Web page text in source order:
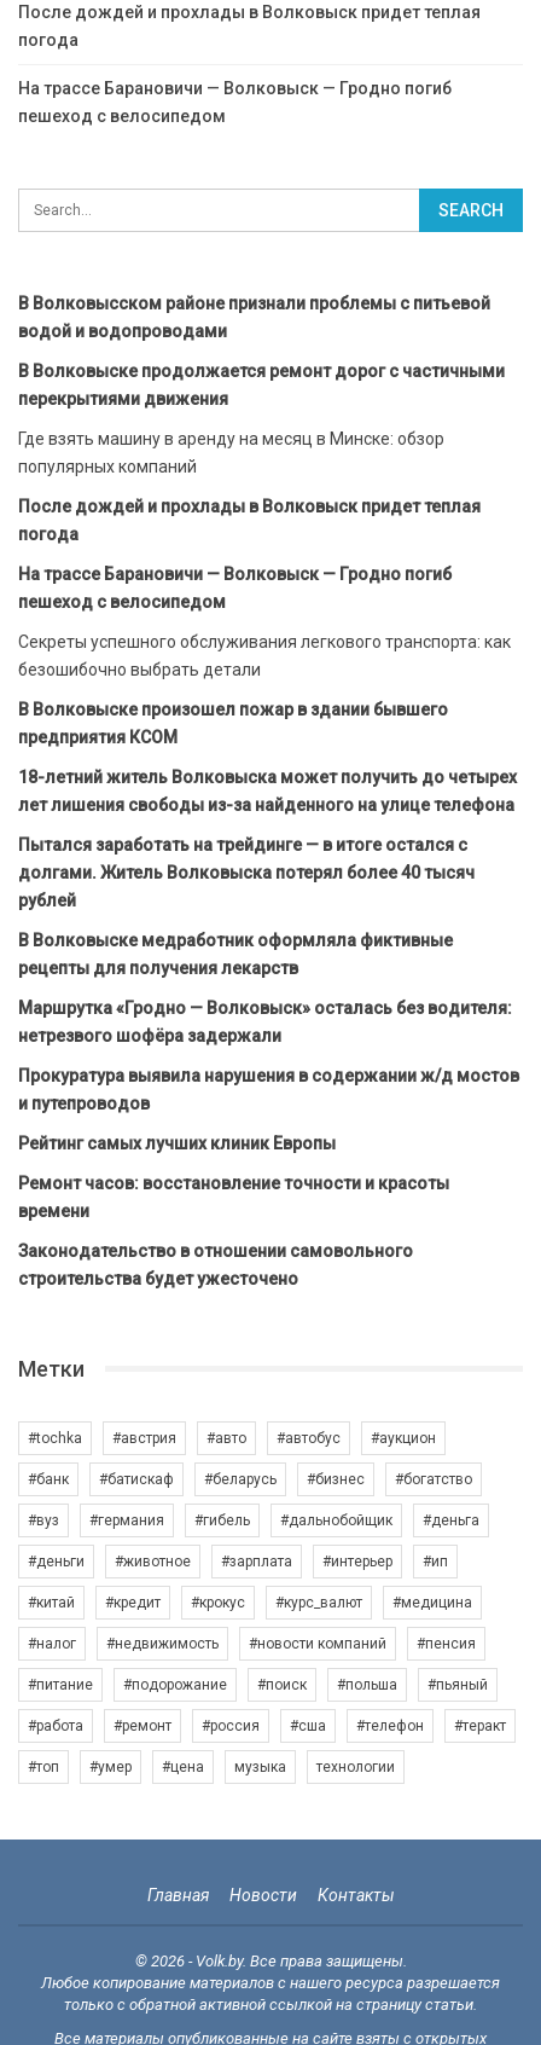
После дождей и прохлады в Волковыск придет теплая
погода
На трассе Барановичи — Волковыск — Гродно погиб
пешеход с велосипедом
В Волковысском районе признали проблемы с питьевой
водой и водопроводами
В Волковыске продолжается ремонт дорог с частичными
перекрытиями движения
Где взять машину в аренду на месяц в Минске: обзор
популярных компаний
После дождей и прохлады в Волковыск придет теплая
погода
На трассе Барановичи — Волковыск — Гродно погиб
пешеход с велосипедом
Секреты успешного обслуживания легкового транспорта: как
безошибочно выбрать детали
В Волковыске произошел пожар в здании бывшего
предприятия КСОМ
18-летний житель Волковыска может получить до четырех
лет лишения свободы из-за найденного на улице телефона
Пытался заработать на трейдинге — в итоге остался с
долгами. Житель Волковыска потерял более 40 тысяч
рублей
В Волковыске медработник оформляла фиктивные
рецепты для получения лекарств
Маршрутка «Гродно — Волковыск» осталась без водителя:
нетрезвого шофёра задержали
Прокуратура выявила нарушения в содержании ж/д мостов
и путепроводов
Рейтинг самых лучших клиник Европы
Ремонт часов: восстановление точности и красоты
времени
Законодательство в отношении самовольного
строительства будет ужесточено
Метки
#tochka #австрия #авто #автобус #аукцион
#банк #батискаф #беларусь #бизнес #богатство
#вуз #германия #гибель #дальнобойщик #деньга
#деньги #животное #зарплата #интерьер #ип
#китай #кредит #крокус #курс_валют #медицина
#налог #недвижимость #новости компаний #пенсия
#питание #подорожание #поиск #польша #пьяный
#работа #ремонт #россия #сша #телефон #теракт
#топ #умер #цена музыка технологии
Главная Новости Контакты
© 2026 - Volk.by. Все права защищены.
Любое копирование материалов с нашего ресурса разрешается
только с обратной активной ссылкой на страницу статьи.
Все материалы опубликованные на сайте взяты с открытых